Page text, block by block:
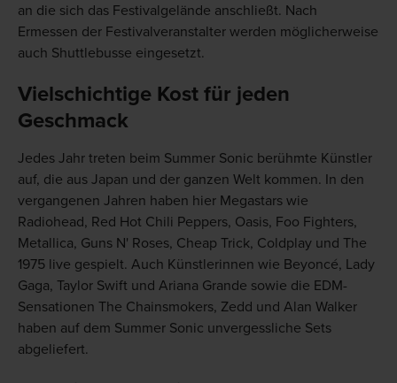
an die sich das Festivalgelände anschließt. Nach
Ermessen der Festivalveranstalter werden möglicherweise
auch Shuttlebusse eingesetzt.
Vielschichtige Kost für jeden
Geschmack
Jedes Jahr treten beim Summer Sonic berühmte Künstler
auf, die aus Japan und der ganzen Welt kommen. In den
vergangenen Jahren haben hier Megastars wie
Radiohead, Red Hot Chili Peppers, Oasis, Foo Fighters,
Metallica, Guns N' Roses, Cheap Trick, Coldplay und The
1975 live gespielt. Auch Künstlerinnen wie Beyoncé, Lady
Gaga, Taylor Swift und Ariana Grande sowie die EDM-
Sensationen The Chainsmokers, Zedd und Alan Walker
haben auf dem Summer Sonic unvergessliche Sets
abgeliefert.